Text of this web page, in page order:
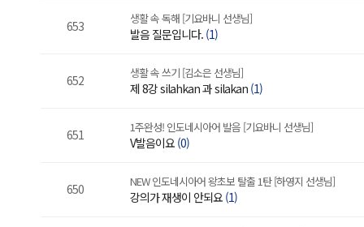
653 생활 속 독해 [기요바니 선생님]
발음 질문입니다. (1)
652 생활 속 쓰기 [김소은 선생님]
제 8강 silahkan 과 silakan (1)
651 1주완성! 인도네시아어 발음 [기요바니 선생님]
V발음이요 (0)
650 NEW 인도네시아어 왕초보 탈출 1탄 [하영지 선생님]
강의가 재생이 안되요 (1)